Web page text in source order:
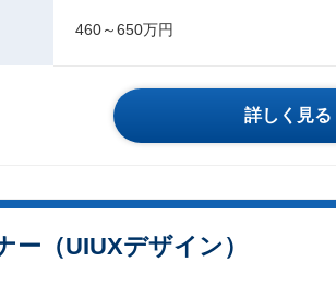
460～650万円
詳しく見る
（UIUXデザイン）